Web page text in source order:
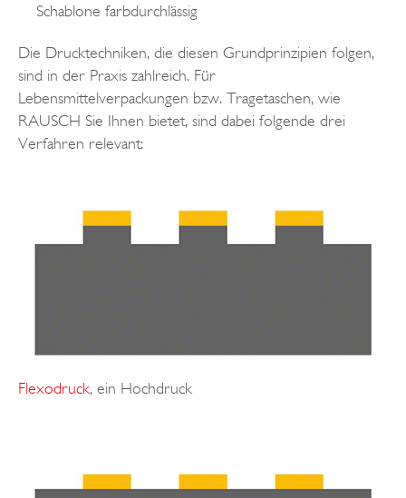
Schablone farbdurchlässig
Die Drucktechniken, die diesen Grundprinzipien folgen,
sind in der Praxis zahlreich. Für
Lebensmittelverpackungen bzw. Tragetaschen, wie
RAUSCH Sie Ihnen bietet, sind dabei folgende drei
Verfahren relevant:
Flexodruck, ein Hochdruck